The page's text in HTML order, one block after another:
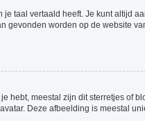
taal vertaald heeft. Je kunt altijd
gevonden worden op de website
hebt, meestal zijn dit sterretjes of
Deze afbeelding is meestal